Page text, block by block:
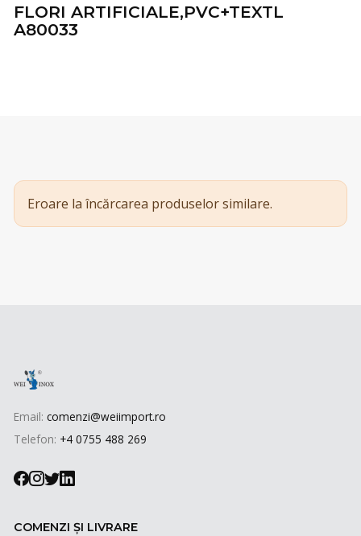
FLORI ARTIFICIALE,PVC+TEXTL
A80033
Eroare la încărcarea produselor similare.
Email: comenzi@weiimport.ro
Telefon: +4 0755 488 269
COMENZI ȘI LIVRARE